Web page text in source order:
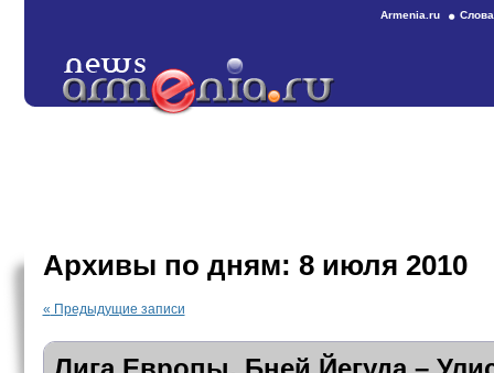
Armenia.ru
Архивы по дням: 8 июля 2010
« Предыдущие записи